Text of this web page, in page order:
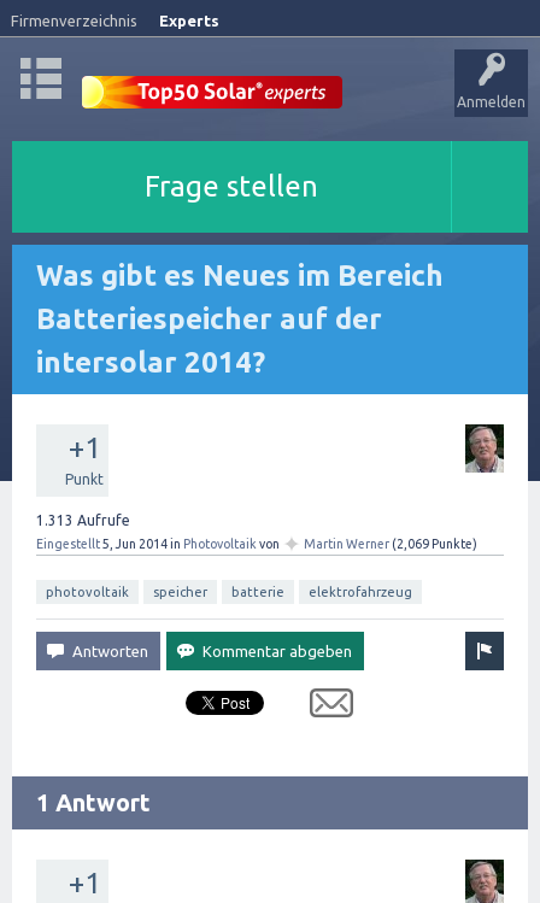
Firmenverzeichnis Experts
Anmelden
Frage stellen
Was gibt es Neues im Bereich
Batteriespeicher auf der
intersolar 2014?
+1
Punkt
1.313 Aufrufe
Eingestellt5, Jun 2014in Photovoltaik von ✦ Martin Werner (2,069 Punkte)
photovoltaik speicher batterie elektrofahrzeug
1 Antwort
+1